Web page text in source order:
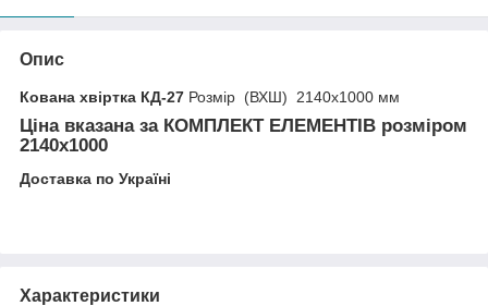
Опис
Кована хвіртка КД-27 Розмір (ВХШ) 2140х1000 мм
Ціна вказана за КОМПЛЕКТ ЕЛЕМЕНТІВ розміром
2140х1000
Доставка по Україні
Характеристики